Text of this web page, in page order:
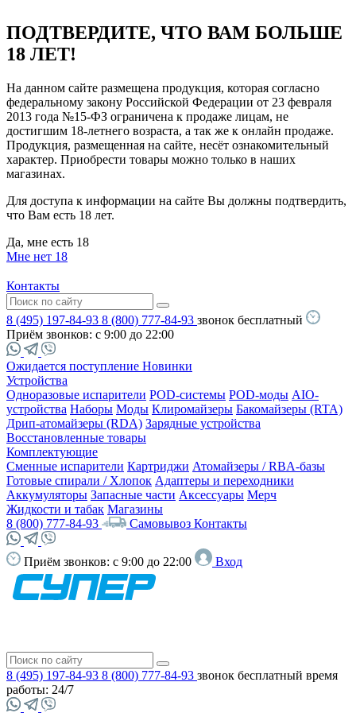
ПОДТВЕРДИТЕ, ЧТО ВАМ БОЛЬШЕ
18 ЛЕТ!
На данном сайте размещена продукция, которая согласно
федеральному закону Российской Федерации от 23 февраля
2013 года №15-ФЗ ограничена к продаже лицам, не
достигшим 18-летнего возраста, а так же к онлайн продаже.
Продукция, размещенная на сайте, несёт ознакомительный
характер. Приобрести товары можно только в наших
магазинах.
Для доступа к информации на сайте Вы должны подтвердить,
что Вам есть 18 лет.
Да, мне есть 18
Мне нет 18
Контакты
8 (495) 197-84-93 8 (800) 777-84-93 звонок бесплатный
Приём звонков: с 9:00 до 22:00
Ожидается поступление Новинки
Устройства
Одноразовые испарители POD-системы POD-моды AIO-
устройства Наборы Моды Клиромайзеры Бакомайзеры (RTA)
Дрип-атомайзеры (RDA) Зарядные устройства
Восстановленные товары
Комплектующие
Сменные испарители Картриджи Атомайзеры / RBA-базы
Готовые спирали / Хлопок Адаптеры и переходники
Аккумуляторы Запасные части Аксессуары Мерч
Жидкости и табак Магазины
8 (800) 777-84-93
Самовывоз Контакты
Приём звонков: с 9:00 до 22:00 Вход
8 (495) 197-84-93 8 (800) 777-84-93 звонок бесплатный время
работы: 24/7